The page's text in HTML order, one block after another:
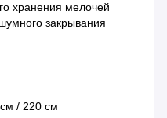
хранения мелочей
закрывания
/ 220 см